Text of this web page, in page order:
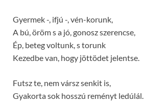
Gyermek -, ifjú -, vén-korunk,
A bú, öröm s a jó, gonosz szerencse,
Ép, beteg voltunk, s torunk
Kezedbe van, hogy jöttödet jelentse.
Futsz te, nem vársz senkit is,
Gyakorta sok hosszú reményt ledúlál.